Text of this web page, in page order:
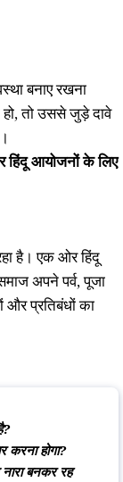
बनाए रखना
तो उससे जुड़े दावे
आयोजनों के लिए
है। एक ओर हिंदू
अपने पर्व, पूजा
और प्रतिबंधों का
करना होगा?
बनकर रह